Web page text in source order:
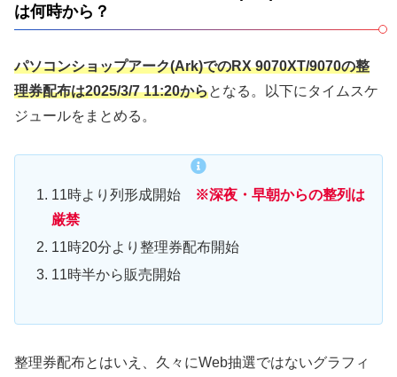
は何時から？
パソコンショップアーク(Ark)でのRX 9070XT/9070の整
理券配布は2025/3/7 11:20からとなる。以下にタイムスケ
ジュールをまとめる。
11時より列形成開始
※深夜・早朝からの整列は
厳禁
11時20分より整理券配布開始
11時半から販売開始
整理券配布とはいえ、久々にWeb抽選ではないグラフィ